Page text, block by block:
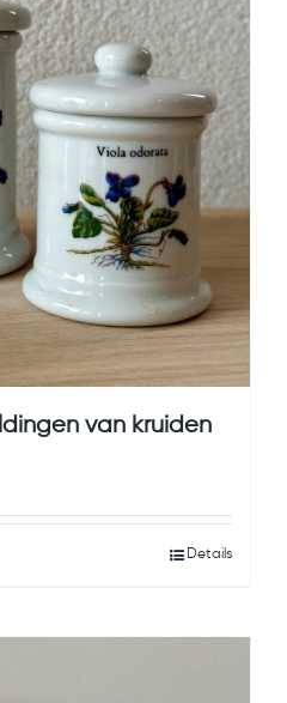
van kruiden
Details